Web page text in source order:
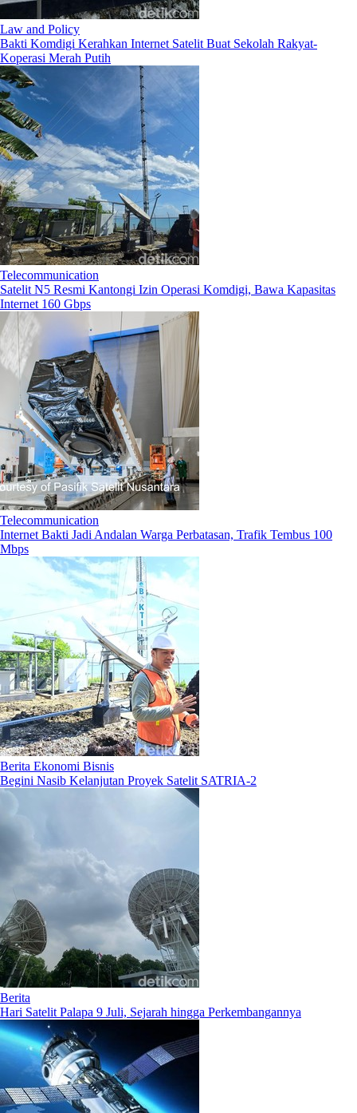
Law and Policy
Bakti Komdigi Kerahkan Internet Satelit Buat Sekolah Rakyat-
Koperasi Merah Putih
Telecommunication
Satelit N5 Resmi Kantongi Izin Operasi Komdigi, Bawa Kapasitas
Internet 160 Gbps
Telecommunication
Internet Bakti Jadi Andalan Warga Perbatasan, Trafik Tembus 100
Mbps
Berita Ekonomi Bisnis
Begini Nasib Kelanjutan Proyek Satelit SATRIA-2
Berita
Hari Satelit Palapa 9 Juli, Sejarah hingga Perkembangannya